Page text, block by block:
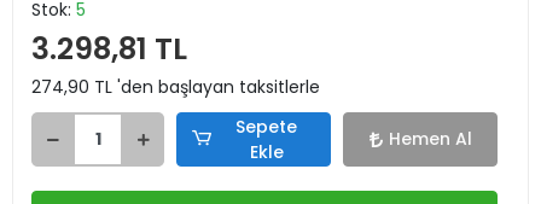
Stok: 5
3.298,81 TL
274,90 TL 'den başlayan taksitlerle
Sepete
Ekle
Hemen Al